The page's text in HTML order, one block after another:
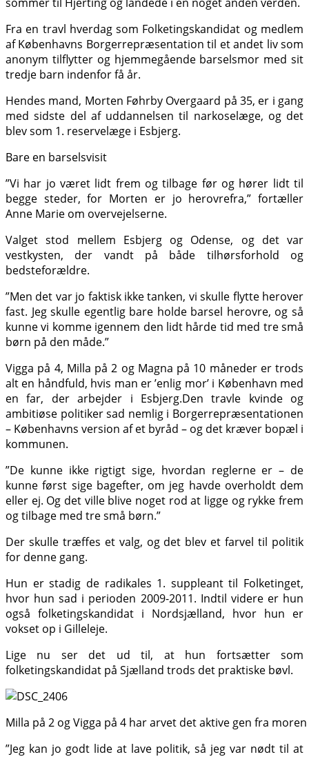
Fra en travl hverdag som Folketingskandidat og medlem
af Københavns Borgerrepræsentation til et andet liv som
anonym tilflytter og hjemmegående barselsmor med sit
tredje barn indenfor få år.
Hendes mand, Morten Føhrby Overgaard på 35, er i gang
med sidste del af uddannelsen til narkoselæge, og det
blev som 1. reservelæge i Esbjerg.
Bare en barselsvisit
”Vi har jo været lidt frem og tilbage før og hører lidt til
begge steder, for Morten er jo herovrefra,” fortæller
Anne Marie om overvejelserne.
Valget stod mellem Esbjerg og Odense, og det var
vestkysten, der vandt på både tilhørsforhold og
bedsteforældre.
”Men det var jo faktisk ikke tanken, vi skulle flytte herover
fast. Jeg skulle egentlig bare holde barsel herovre, og så
kunne vi komme igennem den lidt hårde tid med tre små
børn på den måde.”
Vigga på 4, Milla på 2 og Magna på 10 måneder er trods
alt en håndfuld, hvis man er ’enlig mor’ i København med
en far, der arbejder i Esbjerg.Den travle kvinde og
ambitiøse politiker sad nemlig i Borgerrepræsentationen
– Københavns version af et byråd – og det kræver bopæl i
kommunen.
”De kunne ikke rigtigt sige, hvordan reglerne er – de
kunne først sige bagefter, om jeg havde overholdt dem
eller ej. Og det ville blive noget rod at ligge og rykke frem
og tilbage med tre små børn.”
Der skulle træffes et valg, og det blev et farvel til politik
for denne gang.
Hun er stadig de radikales 1. suppleant til Folketinget,
hvor hun sad i perioden 2009-2011. Indtil videre er hun
også folketingskandidat i Nordsjælland, hvor hun er
vokset op i Gilleleje.
Lige nu ser det ud til, at hun fortsætter som
folketingskandidat på Sjælland trods det praktiske bøvl.
Milla på 2 og Vigga på 4 har arvet det aktive gen fra
”Jeg kan jo godt lide at lave politik, så jeg var nødt til at